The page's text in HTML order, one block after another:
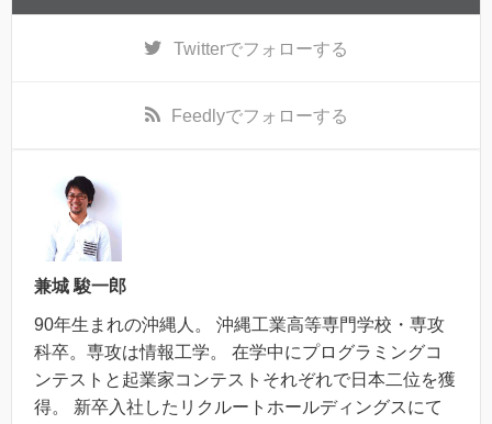
Twitterでフォローする
Feedlyでフォローする
兼城 駿一郎
90年生まれの沖縄人。 沖縄工業高等専門学校・専攻
科卒。専攻は情報工学。 在学中にプログラミングコ
ンテストと起業家コンテストそれぞれで日本二位を獲
得。 新卒入社したリクルートホールディングスにて